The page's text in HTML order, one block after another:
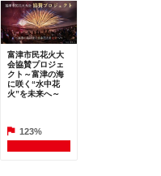
富津市民花火大
会協賛プロジェ
クト～富津の海
に咲く“水中花
火”を未来へ～
123%